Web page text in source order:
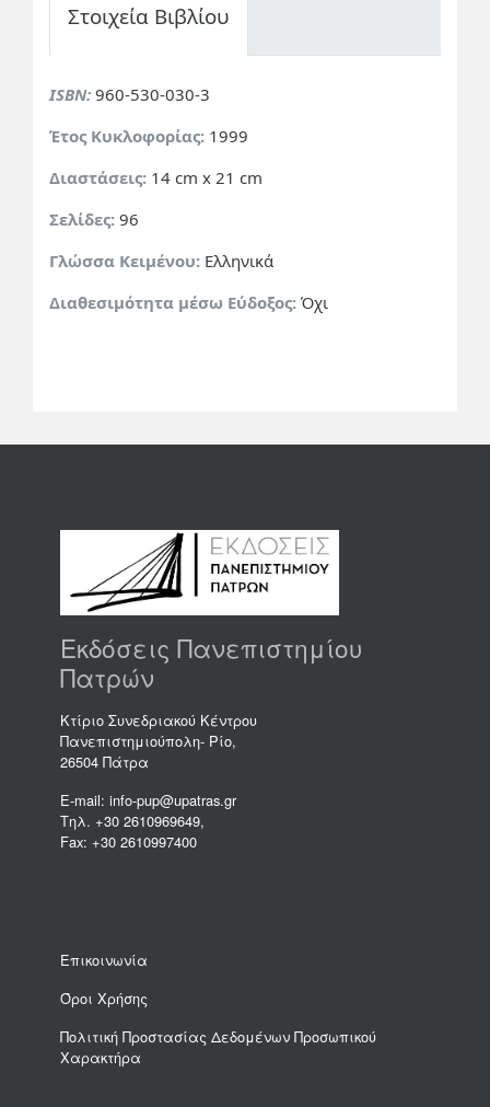
Στοιχεία Βιβλίου
ISBN: 960-530-030-3
Έτος Κυκλοφορίας: 1999
Διαστάσεις: 14 cm x 21 cm
Σελίδες: 96
Γλώσσα Κειμένου: Ελληνικά
Διαθεσιμότητα μέσω Εύδοξος: Όχι
Εκδόσεις Πανεπιστημίου
Πατρών
Κτίριο Συνεδριακού Κέντρου
Πανεπιστημιούπολη- Ρίο,
26504 Πάτρα
E-mail: info-pup@upatras.gr
Τηλ. +30 2610969649,
Fax: +30 2610997400
Επικοινωνία
Όροι Χρήσης
Πολιτική Προστασίας Δεδομένων Προσωπικού
Χαρακτήρα